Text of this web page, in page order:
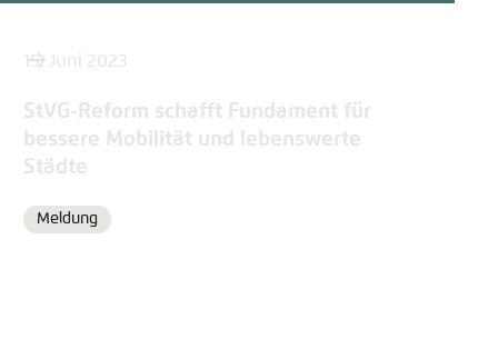
15. Juni 2023
StVG-Reform schafft Fundament für
bessere Mobilität und lebenswerte
Städte
Format
Meldung